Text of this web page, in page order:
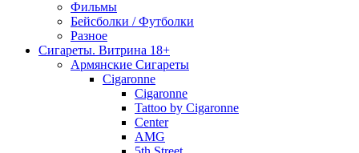
Фильмы
Бейсболки / Футболки
Разное
Сигареты. Витрина 18+
Армянские Сигареты
Cigaronne
Cigaronne
Tattoo by Cigaronne
Center
AMG